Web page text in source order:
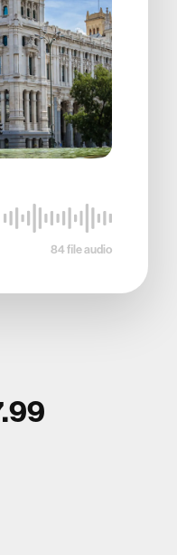
84 file audio